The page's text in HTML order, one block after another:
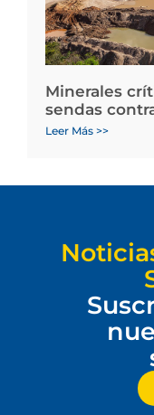
Minerales
sendas
Leer Más >>